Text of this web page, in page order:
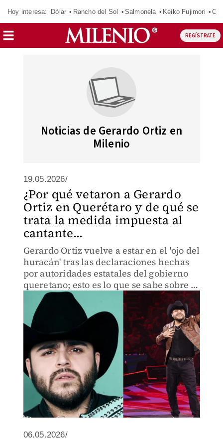
Hoy interesa: Dólar Rancho del Sol Salmonela Keiko Fujimori
REGÍSTRATE
Noticias de Gerardo Ortiz en
Milenio
19.05.2026/
¿Por qué vetaron a Gerardo
Ortiz en Querétaro y de qué se
trata la medida impuesta al
cantante...
Gerardo Ortiz vuelve a estar en el 'ojo del
huracán' tras las declaraciones hechas
por autoridades estatales del gobierno
queretano; esto es lo que se sabe sobre el
caso del famoso.
06.05.2026/